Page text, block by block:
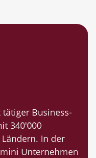
Business-
340'000
In der
Unternehmen